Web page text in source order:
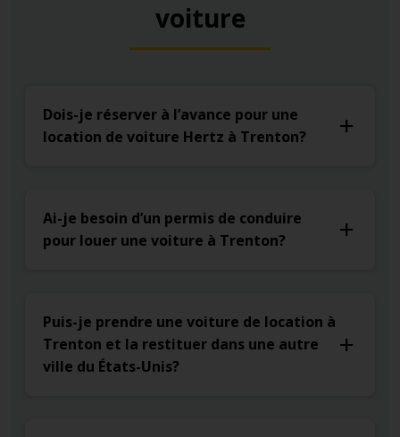
voiture
Dois-je réserver à l’avance pour une
location de voiture Hertz à Trenton?
Ai-je besoin d’un permis de conduire
pour louer une voiture à Trenton?
Puis-je prendre une voiture de location à
Trenton et la restituer dans une autre
ville du États-Unis?